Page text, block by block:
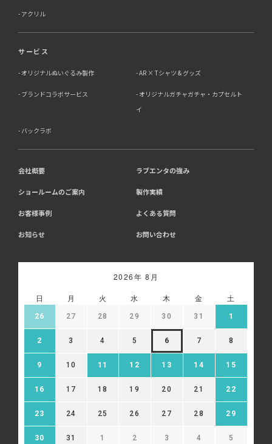
アクリル
サービス
オリジナルぬいぐるみ製作 AR × Tシャツ & グッズ
ブランドコラボサービス
オリジナルガチャガチャ・カプセルト
イ
バックラボ
会社概要 ラブエンタの強み
ショールームのご案内 製作実績
お客様事例 よくある質問
お知らせ お問い合わせ
2026年 8月
日 月 火 水 木 金 土
26 27 28 29 30 31 1
2 3 4 5 6 7 8
9 10 11 12 13 14 15
16 17 18 19 20 21 22
23 24 25 26 27 28 29
30 31 1 2 3 4 5